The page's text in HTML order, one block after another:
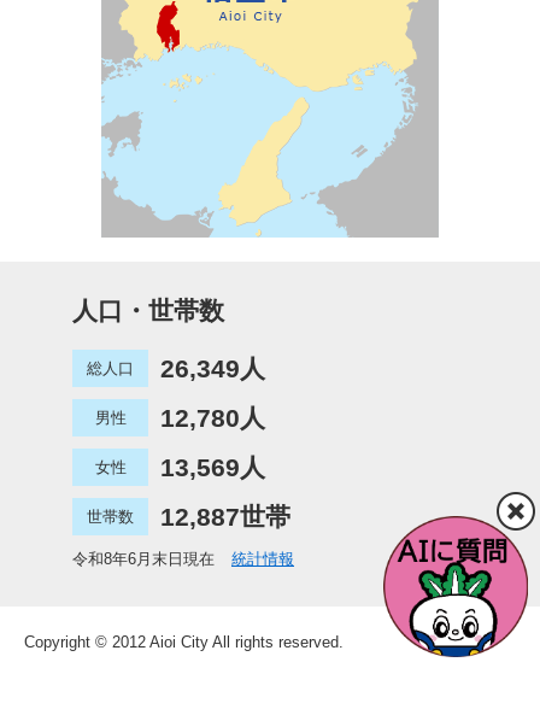
人口・世帯数
総人口 26,349人
男性 12,780人
女性 13,569人
世帯数 12,887世帯
令和8年6月末日現在 統計情報
Copyright © 2012 Aioi City All rights reserved.